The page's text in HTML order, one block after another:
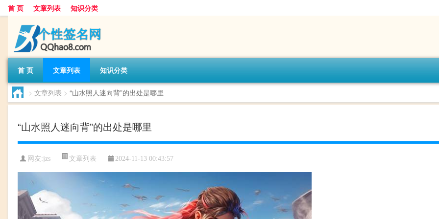
首 页 文章列表 知识分类
首 页 文章列表 知识分类
> 文章列表 > “山水照人迷向背”的出处是哪里
“山水照人迷向背”的出处是哪里
网友:jzs 文章列表 2024-11-13 00:43:57